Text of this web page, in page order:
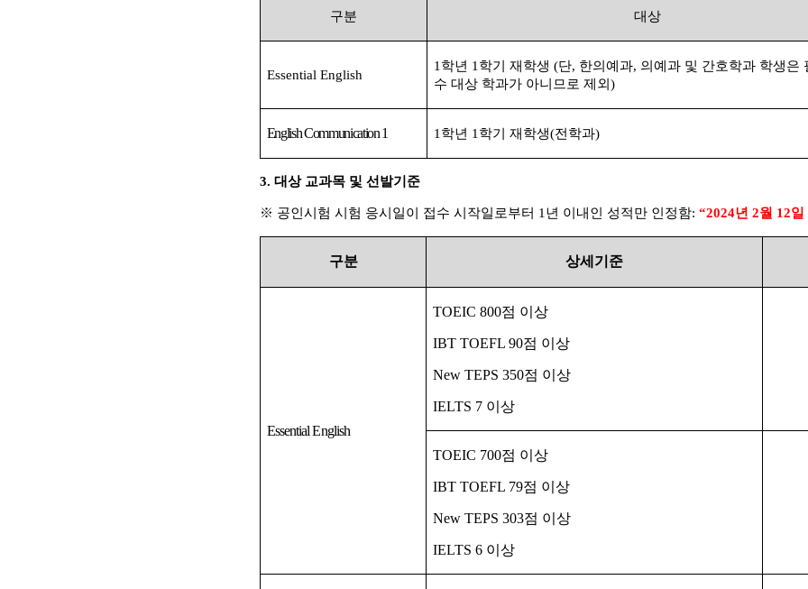
구분 대상
Essential English
1 학년 1 학기 재학생 (단, 한의예과, 의예과 및 간호학과 학생은
수 대상 학과가 아니므로 제외 )
English Communication 1 1 학년 1 학기 재학생(전학과)
3. 대상 교과목 및 선발기준
※ 공인시험 시험 응시일이 접수 시작일로부터 1 년 이내인 성적만 인정함: “2024년 2월 12일
구분 상세기준
Essential English
TOEIC 800점 이상
IBT TOEFL 90점 이상
New TEPS 350점 이상
IELTS 7 이상
TOEIC 700점 이상
IBT TOEFL 79점 이상
New TEPS 303점 이상
IELTS 6 이상